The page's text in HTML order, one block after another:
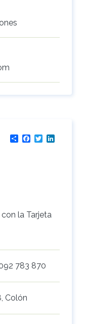
ShareFacebook
Twitter
la Tarjeta
783 870
Colón